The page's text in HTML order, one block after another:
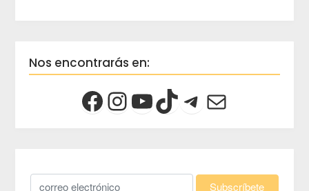
Nos encontrarás en: